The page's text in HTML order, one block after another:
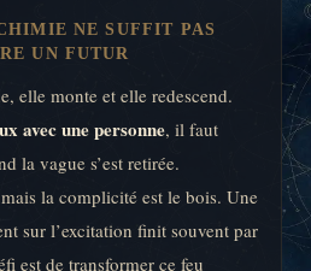
NE SUFFIT PAS
UN FUTUR
elle monte et elle redescend.
avec une personne, il faut
la vague s’est retirée.
la complicité est le bois. Une
sur l’excitation finit souvent par
est de transformer ce feu